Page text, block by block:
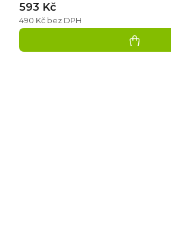
490 Kč bez DPH
593 Kč